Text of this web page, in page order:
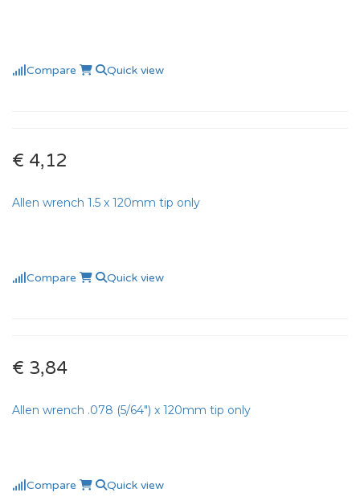
Compare Quick view
€ 4,12
Allen wrench 1.5 x 120mm tip only
Compare Quick view
€ 3,84
Allen wrench .078 (5/64″) x 120mm tip only
Compare Quick view